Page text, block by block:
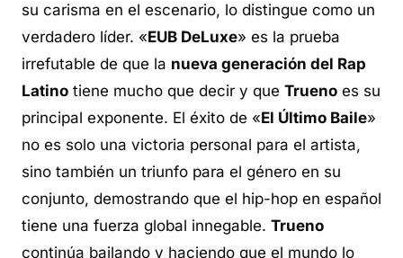
su carisma en el escenario, lo distingue como un
verdadero líder. «EUB DeLuxe» es la prueba
irrefutable de que la nueva generación del Rap
Latino tiene mucho que decir y que Trueno es su
principal exponente. El éxito de «El Último Baile»
no es solo una victoria personal para el artista,
sino también un triunfo para el género en su
conjunto, demostrando que el hip-hop en español
tiene una fuerza global innegable. Trueno
continúa bailando y haciendo que el mundo lo